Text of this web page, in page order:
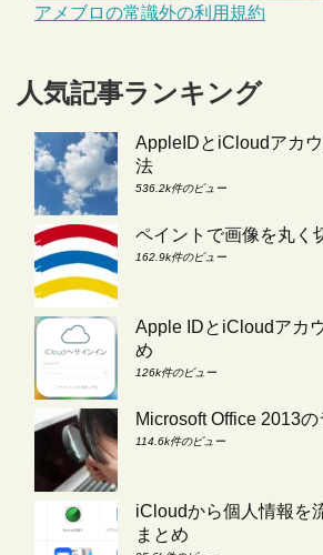
アメブロの常識外の利用規約
人気記事ランキング
AppleIDとiCloudアカ
法
536.2k件のビュー
ペイントで画像を丸く
162.9k件のビュー
Apple IDとiCloudアカ
め
126k件のビュー
Microsoft Office 2013
114.6k件のビュー
iCloudから個人情報を
まとめ